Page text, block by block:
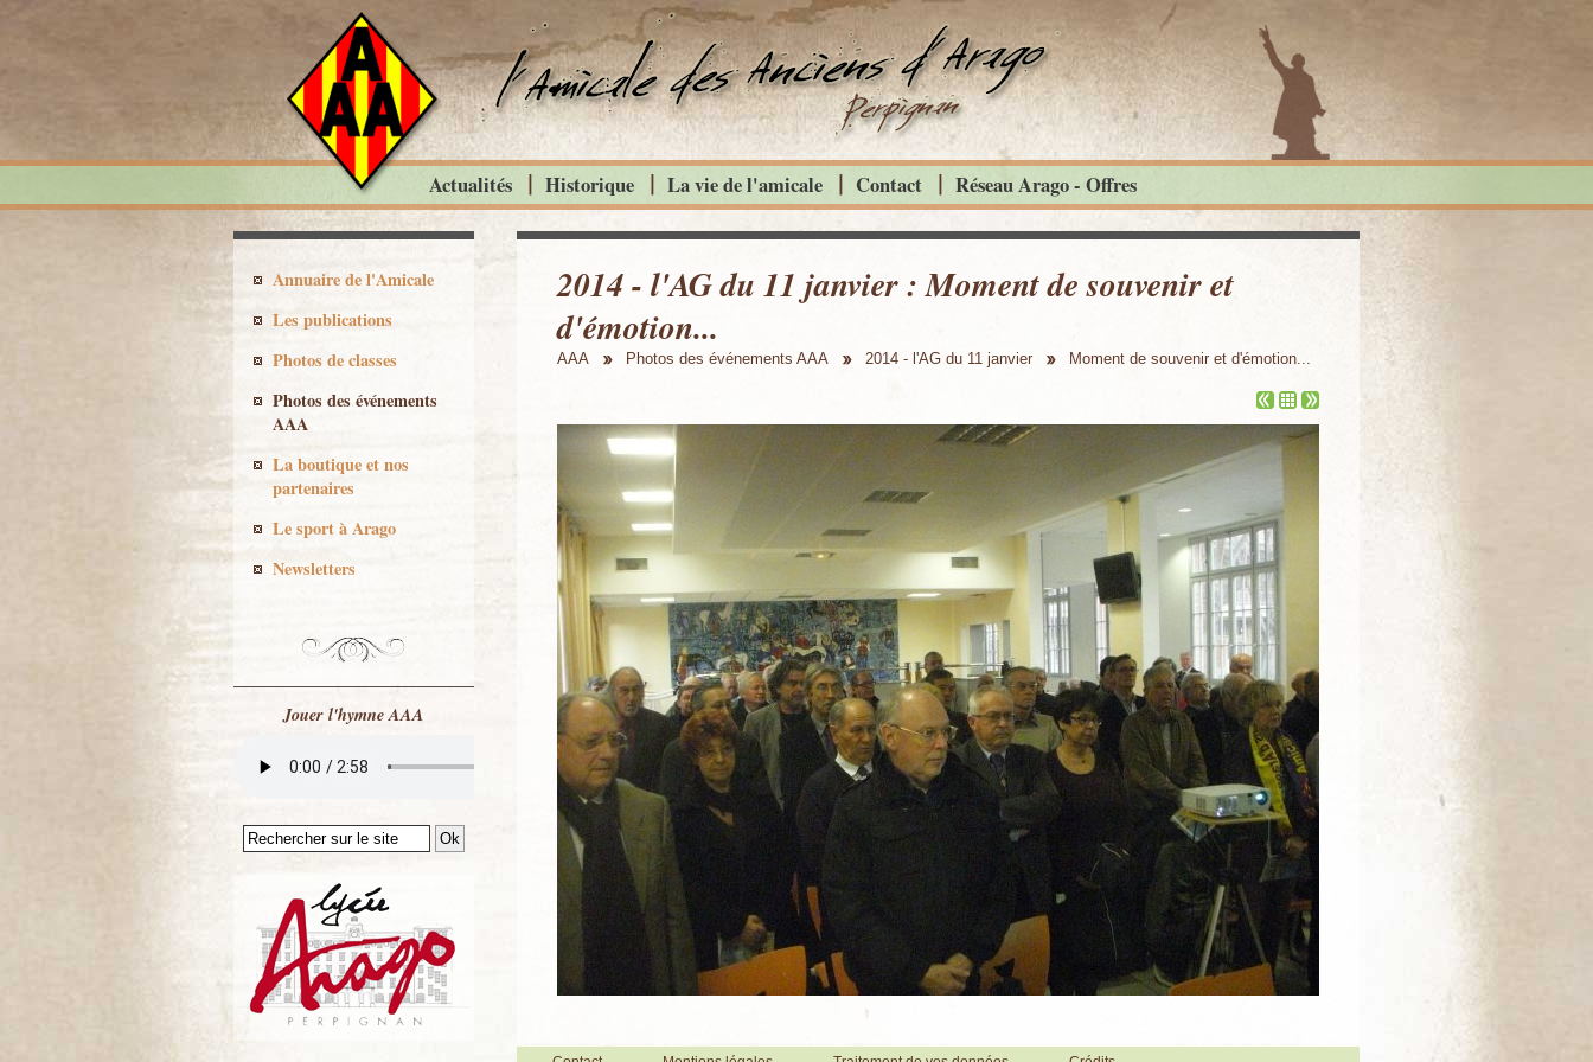
2014 - l'AG du 11 janvier : Moment de souvenir et
d'émotion...
AAA Photos des événements AAA 2014 - l'AG du 11 janvier Moment de souvenir et d'émotion...
Actualités Historique La vie de l'amicale Contact Réseau Arago - Offres
Annuaire de l'Amicale
Les publications
Photos de classes
Photos des événements
AAA
La boutique et nos
partenaires
Le sport à Arago
Newsletters
Jouer l'hymne AAA